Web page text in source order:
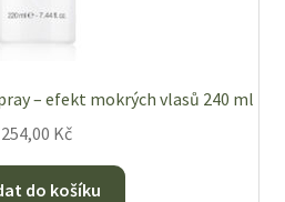
– efekt mokrých vlasů 240 ml
254,00 Kč
do košíku